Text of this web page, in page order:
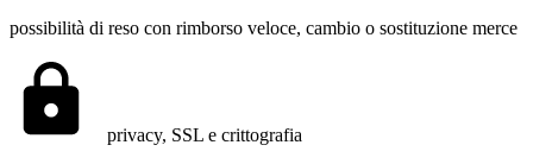
possibilità di reso con rimborso veloce, cambio o sostituzione merce
privacy, SSL e crittografia